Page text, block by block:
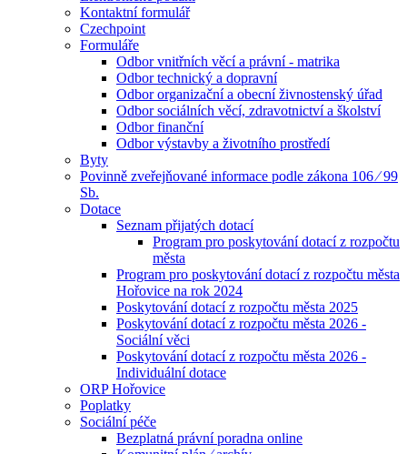
Kontaktní formulář
Czechpoint
Formuláře
Odbor vnitřních věcí a právní - matrika
Odbor technický a dopravní
Odbor organizační a obecní živnostenský úřad
Odbor sociálních věcí, zdravotnictví a školství
Odbor finanční
Odbor výstavby a životního prostředí
Byty
Povinně zveřejňované informace podle zákona 106 ⁄ 99
Sb.
Dotace
Seznam přijatých dotací
Program pro poskytování dotací z rozpočtu
města
Program pro poskytování dotací z rozpočtu města
Hořovice na rok 2024
Poskytování dotací z rozpočtu města 2025
Poskytování dotací z rozpočtu města 2026 -
Sociální věci
Poskytování dotací z rozpočtu města 2026 -
Individuální dotace
ORP Hořovice
Poplatky
Sociální péče
Bezplatná právní poradna online